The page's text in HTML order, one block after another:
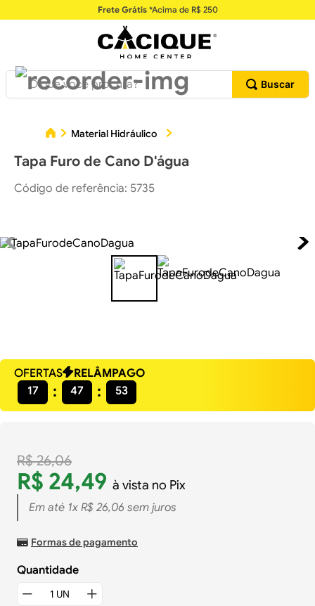
Frete Grátis*Acima de R$ 250
O que você procura?
Material Hidráulico
Tapa Furo de Cano D'água
Código de referência: 5735
OFERTAS
RELÂMPAGO
17
47 52
R$ 26,06
R$ 24,49 à vista no Pix
Em até 1x R$ 26,06 sem juros
Formas de pagamento
Quantidade